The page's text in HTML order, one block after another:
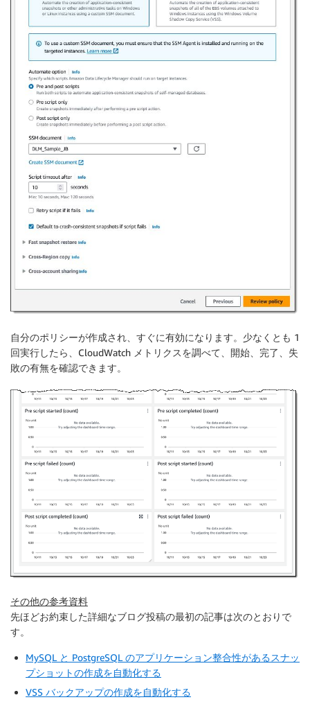
自分のポリシーが作成され、すぐに有効になります。少なくとも 1
回実行したら、CloudWatch メトリクスを調べて、開始、完了、失
敗の有無を確認できます。
その他の参考資料
先ほどお約束した詳細なブログ投稿の最初の記事は次のとおりで
す。
MySQL と PostgreSQL のアプリケーション整合性があるスナッ
プショットの作成を自動化する
VSS バックアップの作成を自動化する